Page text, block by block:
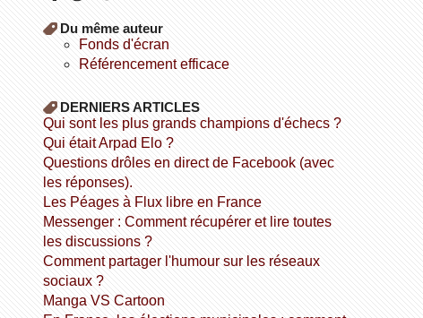
Du même auteur
fonds d'écran
référencement efficace
DERNIERS ARTICLES
Qui sont les plus grands champions d'échecs ?
Qui était Arpad Elo ?
Questions drôles en direct de Facebook (avec
les réponses).
Les Péages à Flux libre en France
Messenger : Comment récupérer et lire toutes
les discussions ?
Comment partager l'humour sur les réseaux
sociaux ?
Manga VS Cartoon